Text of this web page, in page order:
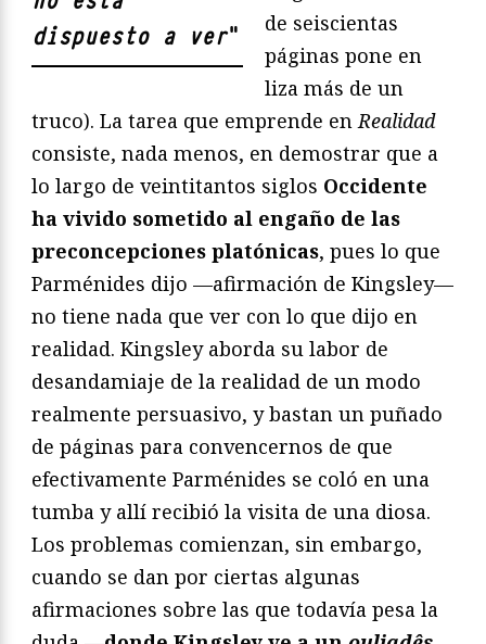
dispuesto a ver"
de seiscientas
páginas pone en
liza más de un
truco). La tarea que emprende enRealidad
consiste, nada menos, en demostrar que a
lo largo de veintitantos siglos Occidente
ha vivido sometido al engaño de las
preconcepciones platónicas, pues lo que
Parménides dijo —afirmación de Kingsley—
no tiene nada que ver con lo que dijo en
realidad. Kingsley aborda su labor de
desandamiaje de la realidad de un modo
realmente persuasivo, y bastan un puñado
de páginas para convencernos de que
efectivamente Parménides se coló en una
tumba y allí recibió la visita de una diosa.
Los problemas comienzan, sin embargo,
cuando se dan por ciertas algunas
afirmaciones sobre las que todavía pesa la